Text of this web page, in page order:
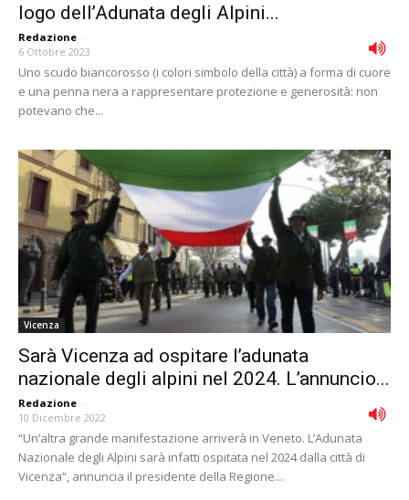
logo dell’Adunata degli Alpini...
Redazione -
6 Ottobre 2023
Uno scudo biancorosso (i colori simbolo della città) a forma di cuore
e una penna nera a rappresentare protezione e generosità: non
potevano che...
Vicenza
Sarà Vicenza ad ospitare l’adunata
nazionale degli alpini nel 2024. L’annuncio...
Redazione -
10 Dicembre 2022
“Un’altra grande manifestazione arriverà in Veneto. L’Adunata
Nazionale degli Alpini sarà infatti ospitata nel 2024 dalla città di
Vicenza”, annuncia il presidente della Regione...